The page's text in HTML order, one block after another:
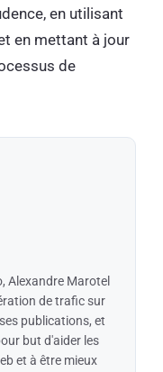
en utilisant
en mettant à jour
de
Alexandre Marotel
de trafic sur
publications, et
but d'aider les
et à être mieux